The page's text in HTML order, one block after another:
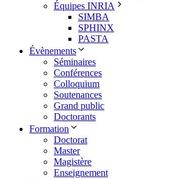
Équipes INRIA
SIMBA
SPHINX
PASTA
Évènements
Séminaires
Conférences
Colloquium
Soutenances
Grand public
Doctorants
Formation
Doctorat
Master
Magistère
Enseignement